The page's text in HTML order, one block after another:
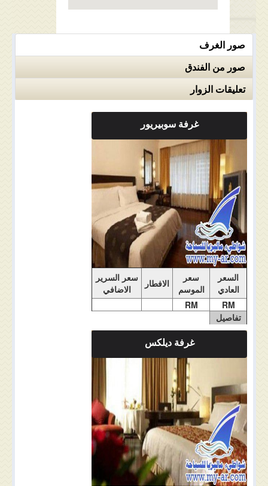
صور الغرف
صور من الفندق
تعليقات الزوار
غرفة سوبيريور
السعر
العادي
سعر
الموسم
الافطار
سعر السرير
الاضافي
RM
RM
تفاصيل
الغرفة
ملاحضات الغرفة
غرفة ديلكس
ملاحضات الغرفة